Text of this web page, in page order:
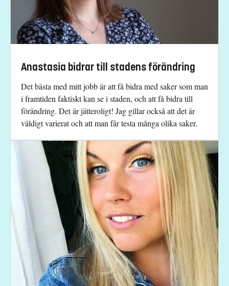
Anastasia bidrar till stadens förändring
Det bästa med mitt jobb är att få bidra med saker som man
i framtiden faktiskt kan se i staden, och att få bidra till
förändring. Det är jätteroligt! Jag gillar också att det är
väldigt varierat och att man får testa många olika saker.